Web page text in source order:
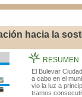
hacia la
RESUMEN
El Bulevar
a cabo en el
vio la luz a
tramos